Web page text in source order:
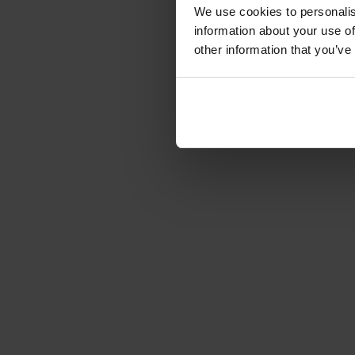
We use cookies to
information about your use
other information that